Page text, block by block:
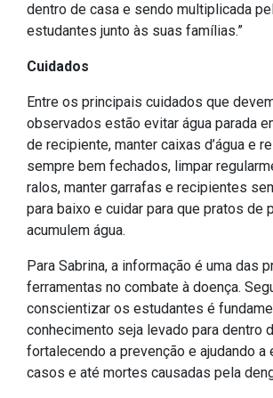
Processo Seletivo
Seletivo Simplificado
Concursos
Instruções Normativas
Licitações
Dispensas e Inexigibilidades
Chamamentos Públicos
Leis, Decretos e Portarias
Transparência
Portal da Transparência
Radar da Transparência
dentro de casa e sendo multiplicada
estudantes junto às suas famílias.”
Cuidados
Entre os principais cuidados que
observados estão evitar água parada
de recipiente, manter caixas d’água e
sempre bem fechados, limpar
ralos, manter garrafas e recipientes
para baixo e cuidar para que pratos de
acumulem água.
Para Sabrina, a informação é uma das
ferramentas no combate à doença.
conscientizar os estudantes é
conhecimento seja levado para dentro
fortalecendo a prevenção e ajudando a
casos e até mortes causadas pela